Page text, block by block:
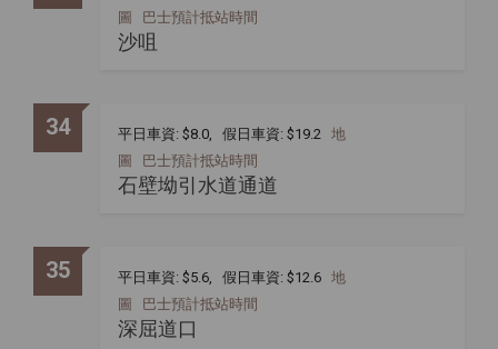
圖
巴士預計抵站時間
沙咀
34 平日車資: $8.0, 假日車資: $19.2 地
圖
巴士預計抵站時間
石壁坳引水道通道
35 平日車資: $5.6, 假日車資: $12.6 地
圖
巴士預計抵站時間
深屈道口